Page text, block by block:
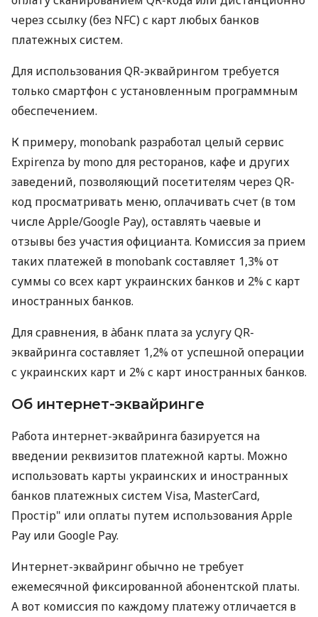
через ссылку (без NFC) с карт любых банков
платежных систем.
Для использования QR-эквайрингом требуется
только смартфон с установленным программным
обеспечением.
К примеру, monobank разработал целый сервис
Expirenza by mono для ресторанов, кафе и других
заведений, позволяющий посетителям через QR-
код просматривать меню, оплачивать счет (в том
числе Apple/Google Pay), оставлять чаевые и
отзывы без участия официанта. Комиссия за прием
таких платежей в monobank составляет 1,3% от
суммы со всех карт украинских банков и 2% с карт
иностранных банков.
Для сравнения, в àбанк плата за услугу QR-
эквайринга составляет 1,2% от успешной операции
с украинских карт и 2% с карт иностранных банков.
Об интернет-эквайринге
Работа интернет-эквайринга базируется на
введении реквизитов платежной карты. Можно
использовать карты украинских и иностранных
банков платежных систем Visa, MasterCard,
Простір" или оплаты путем использования Apple
Pay или Google Pay.
Интернет-эквайринг обычно не требует
ежемесячной фиксированной абонентской платы.
А вот комиссия по каждому платежу отличается в